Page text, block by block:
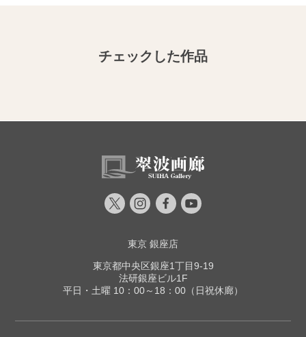
チェックした作品
東京 銀座店
東京都中央区銀座1丁目9-19
法研銀座ビル1F
平日・土曜 10：00～18：00（日祝休廊）